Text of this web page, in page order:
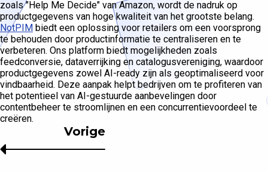
zoals "Help Me Decide" van Amazon, wordt de nadruk op
productgegevens van hoge kwaliteit van het grootste belang.
NotPIM biedt een oplossing voor retailers om een voorsprong
te behouden door productinformatie te centraliseren en te
verbeteren. Ons platform biedt mogelijkheden zoals
feedconversie, dataverrijking en catalogusvereniging, waardoor
productgegevens zowel AI-ready zijn als geoptimaliseerd voor
vindbaarheid. Deze aanpak helpt bedrijven om te profiteren van
het potentieel van AI-gestuurde aanbevelingen door
contentbeheer te stroomlijnen en een concurrentievoordeel te
creëren.
Vorige